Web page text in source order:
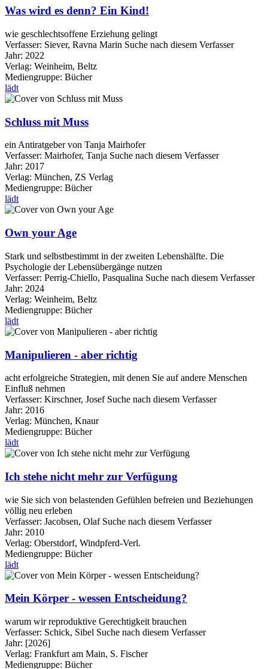
Was wird es denn? Ein Kind!
wie geschlechtsoffene Erziehung gelingt
Verfasser: Siever, Ravna Marin Suche nach diesem Verfasser
Jahr: 2022
Verlag: Weinheim, Beltz
Mediengruppe: Bücher
lädt
Schluss mit Muss
ein Antiratgeber von Tanja Mairhofer
Verfasser: Mairhofer, Tanja Suche nach diesem Verfasser
Jahr: 2017
Verlag: München, ZS Verlag
Mediengruppe: Bücher
lädt
Own your Age
Stark und selbstbestimmt in der zweiten Lebenshälfte. Die
Psychologie der Lebensübergänge nutzen
Verfasser: Perrig-Chiello, Pasqualina Suche nach diesem Verfasser
Jahr: 2024
Verlag: Weinheim, Beltz
Mediengruppe: Bücher
lädt
Manipulieren - aber richtig
acht erfolgreiche Strategien, mit denen Sie auf andere Menschen
Einfluß nehmen
Verfasser: Kirschner, Josef Suche nach diesem Verfasser
Jahr: 2016
Verlag: München, Knaur
Mediengruppe: Bücher
lädt
Ich stehe nicht mehr zur Verfügung
wie Sie sich von belastenden Gefühlen befreien und Beziehungen
völlig neu erleben
Verfasser: Jacobsen, Olaf Suche nach diesem Verfasser
Jahr: 2010
Verlag: Oberstdorf, Windpferd-Verl.
Mediengruppe: Bücher
lädt
Mein Körper - wessen Entscheidung?
warum wir reproduktive Gerechtigkeit brauchen
Verfasser: Schick, Sibel Suche nach diesem Verfasser
Jahr: [2026]
Verlag: Frankfurt am Main, S. Fischer
Mediengruppe: Bücher